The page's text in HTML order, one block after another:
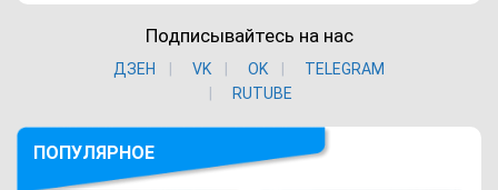
Подписывайтесь на нас
ДЗЕН VK ОK
TELEGRAM
RUTUBE
ПОПУЛЯРНОЕ